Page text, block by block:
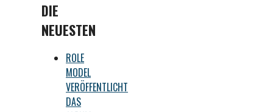
DIE
NEUESTEN
ROLE
MODEL
VERÖFFENTLICHT
DAS